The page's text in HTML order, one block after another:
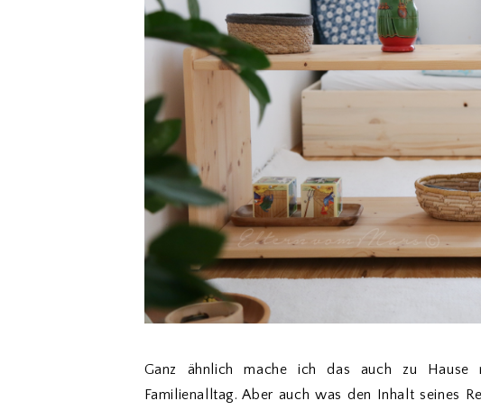
Ganz ähnlich mache ich das auch zu
Familienalltag. Aber auch was den Inhalt seines